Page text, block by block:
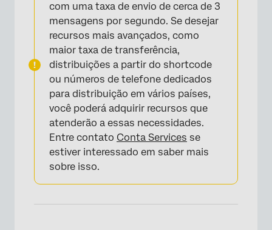
com uma taxa de envio de cerca de 3
mensagens por segundo. Se desejar
recursos mais avançados, como
maior taxa de transferência,
distribuições a partir do shortcode
ou números de telefone dedicados
para distribuição em vários países,
você poderá adquirir recursos que
atenderão a essas necessidades.
Entre contato Conta Services se
estiver interessado em saber mais
sobre isso.